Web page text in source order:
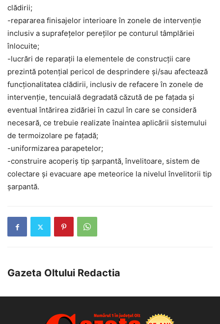
clădirii;
​-repararea finisajelor interioare în zonele de intervenție
inclusiv a suprafețelor pereților pe conturul tâmplăriei
înlocuite;
​-lucrări de reparații la elementele de construcții care
prezintă potențial pericol de desprindere și/sau afectează
funcționalitatea clădirii, inclusiv de refacere în zonele de
intervenție, tencuială degradată căzută de pe fațada și
eventual întărirea zidăriei în cazul în care se consideră
necesară, ce trebuie realizate înaintea aplicării sistemului
de termoizolare pe fațadă;
​-uniformizarea parapetelor;
​-construire acoperiș tip șarpantă, învelitoare, sistem de
colectare și evacuare ape meteorice la nivelul învelitorii tip
șarpantă.
Gazeta Oltului Redactia